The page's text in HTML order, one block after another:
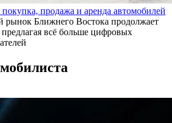
покупка, продажа и аренда автомобилей
рынок Ближнего Востока продолжает
предлагая всё больше цифровых